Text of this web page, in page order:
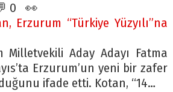
0 👀
Erzurum “Türkiye Yüzyılı”na
Milletvekili Aday Adayı Fatma
Erzurum’un yeni bir zafer
ifade etti. Kotan, “14…